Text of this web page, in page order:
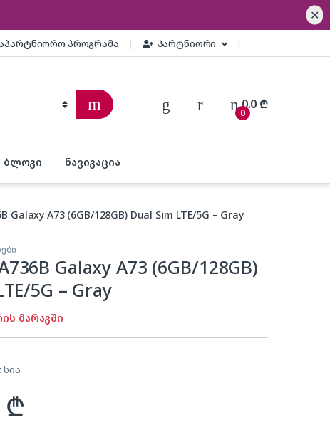
✕
პროგრამა პარტნიორი
0
0.0 ₾
ბლოგი ნავიგაცია
Galaxy A73 (6GB/128GB) Dual Sim LTE/5G – Gray
Galaxy A73 (6GB/128GB)
5G – Gray
მარაგში
₾